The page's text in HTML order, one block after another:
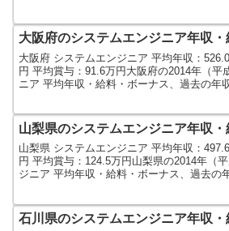
大阪府のシステムエンジニア年収
大阪府 システムエンジニア 平均年収：
円 平均賞与：91.6万円大阪府の2014年（平
ニア 平均年収・給料・ボーナス、過去の年
山梨県のシステムエンジニア年収
山梨県 システムエンジニア 平均年収：
円 平均賞与：124.5万円山梨県の2014年（
ジニア 平均年収・給料・ボーナス、過去の
石川県のシステムエンジニア年収